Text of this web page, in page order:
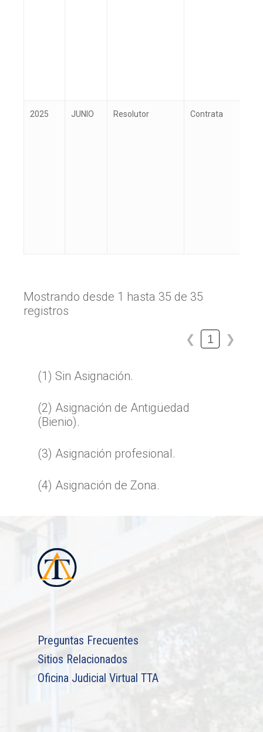
2025 JUNIO Resolutor Contrata
Mostrando desde 1 hasta 35 de 35
registros
❮ 1 ❯
(1) Sin Asignación.
(2) Asignación de Antigüedad
(Bienio).
(3) Asignación profesional.
(4) Asignación de Zona.
Preguntas Frecuentes
Sitios Relacionados
Oficina Judicial Virtual TTA